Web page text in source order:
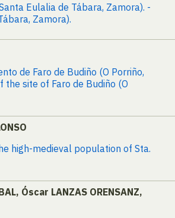
Eulalia de Tábara, Zamora). -
Zamora).
de Faro de Budiño (O Porriño,
site of Faro de Budiño (O
high-medieval population of Sta.
Óscar LANZAS ORENSANZ,